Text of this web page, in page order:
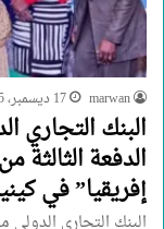
marwan 17 ديسمبر، 2025
الدفعة الثالثة
إفريقيا” في